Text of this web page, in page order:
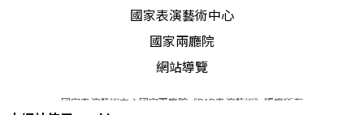
國家表演藝術中心
國家兩廳院
網站導覽
國家表演藝術中心國家兩廳院《PAR表演藝術》版權所有